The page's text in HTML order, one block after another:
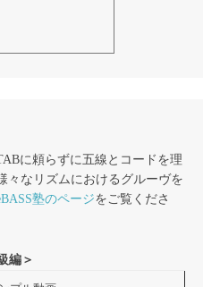
に頼らずに五線とコードを理
々なリズムにおけるグルーヴを
塾のページをご覧くださ
編＞